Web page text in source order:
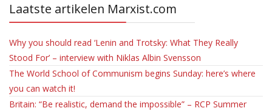
Laatste artikelen Marxist.com
Why you should read ‘Lenin and Trotsky: What They Really
Stood For’ – interview with Niklas Albin Svensson
The World School of Communism begins Sunday: here’s where
you can watch it!
Britain: “Be realistic, demand the impossible” – RCP Summer